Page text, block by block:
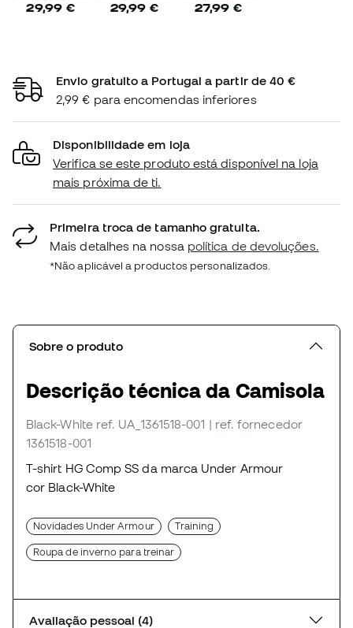
29,99 € 29,99 € 27,99 €
Envio gratuito a Portugal a partir de 40 €
2,99 € para encomendas inferiores
Disponibilidade em loja
Verifica se este produto está disponível na loja
mais próxima de ti.
Primeira troca de tamanho gratuita.
Mais detalhes na nossa política de devoluções.
*Não aplicável a productos personalizados.
Sobre o produto
Descrição técnica da Camisola
Black-White ref. UA_1361518-001 | ref. fornecedor
1361518-001
T-shirt HG Comp SS da marca Under Armour
cor Black-White
Novidades Under Armour Training
Roupa de inverno para treinar
Avaliação pessoal (4)